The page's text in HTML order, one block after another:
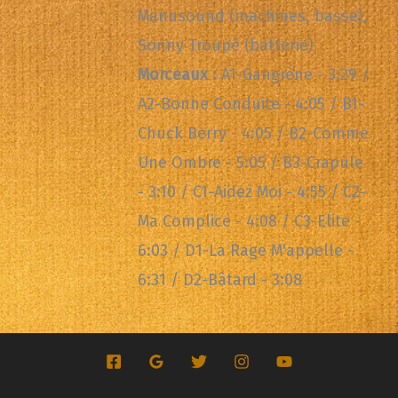
Manusound (machines, basse),
Sonny Troupé (batterie)
Morceaux :A1-Gangrène - 3:29 /
A2-Bonne Conduite - 4:05 / B1-
Chuck Berry - 4:05 / B2-Comme
Une Ombre - 5:05 / B3-Crapule
- 3:10 / C1-Aidez Moi - 4:55 / C2-
Ma Complice - 4:08 / C3-Elite -
6:03 / D1-La Rage M'appelle -
6:31 / D2-Bâtard - 3:08